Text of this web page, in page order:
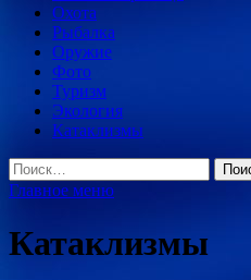
Охота
Рыбалка
Оружие
Фото
Туризм
Экология
Катаклизмы
Найти:
Главное меню
Катаклизмы